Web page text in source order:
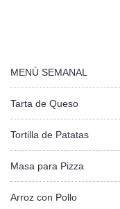
MENÚ SEMANAL
Tarta de Queso
Tortilla de Patatas
Masa para Pizza
Arroz con Pollo